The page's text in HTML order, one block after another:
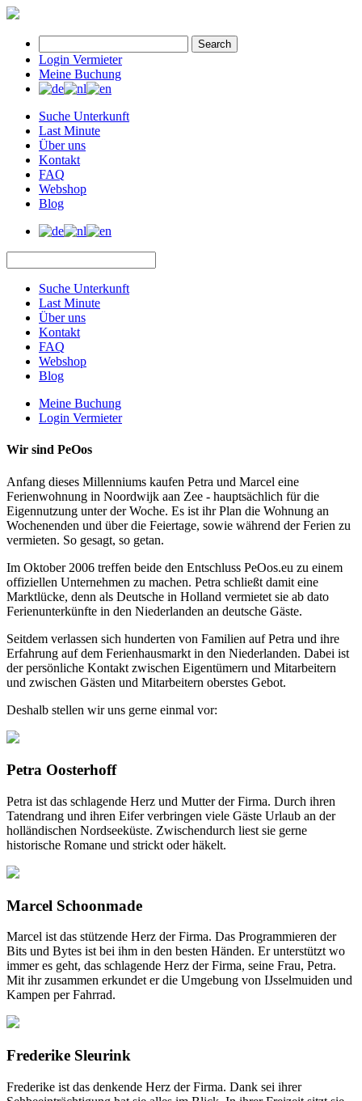
Search
Login Vermieter
Meine Buchung
Suche Unterkunft
Last Minute
Über uns
Kontakt
FAQ
Webshop
Blog
Suche Unterkunft
Last Minute
Über uns
Kontakt
FAQ
Webshop
Blog
Meine Buchung
Login Vermieter
Wir sind PeOos
Anfang dieses Millenniums kaufen Petra und Marcel eine
Ferienwohnung in Noordwijk aan Zee - hauptsächlich für die
Eigennutzung unter der Woche. Es ist ihr Plan die Wohnung an
Wochenenden und über die Feiertage, sowie während der Ferien zu
vermieten. So gesagt, so getan.
Im Oktober 2006 treffen beide den Entschluss PeOos.eu zu einem
offiziellen Unternehmen zu machen. Petra schließt damit eine
Marktlücke, denn als Deutsche in Holland vermietet sie ab dato
Ferienunterkünfte in den Niederlanden an deutsche Gäste.
Seitdem verlassen sich hunderten von Familien auf Petra und ihre
Erfahrung auf dem Ferienhausmarkt in den Niederlanden. Dabei ist
der persönliche Kontakt zwischen Eigentümern und Mitarbeitern
und zwischen Gästen und Mitarbeitern oberstes Gebot.
Deshalb stellen wir uns gerne einmal vor:
Petra Oosterhoff
Petra ist das schlagende Herz und Mutter der Firma. Durch ihren
Tatendrang und ihren Eifer verbringen viele Gäste Urlaub an der
holländischen Nordseeküste. Zwischendurch liest sie gerne
historische Romane und strickt oder häkelt.
Marcel Schoonmade
Marcel ist das stützende Herz der Firma. Das Programmieren der
Bits und Bytes ist bei ihm in den besten Händen. Er unterstützt wo
immer es geht, das schlagende Herz der Firma, seine Frau, Petra.
Mit ihr zusammen erkundet er die Umgebung von IJsselmuiden und
Kampen per Fahrrad.
Frederike Sleurink
Frederike ist das denkende Herz der Firma. Dank sei ihrer